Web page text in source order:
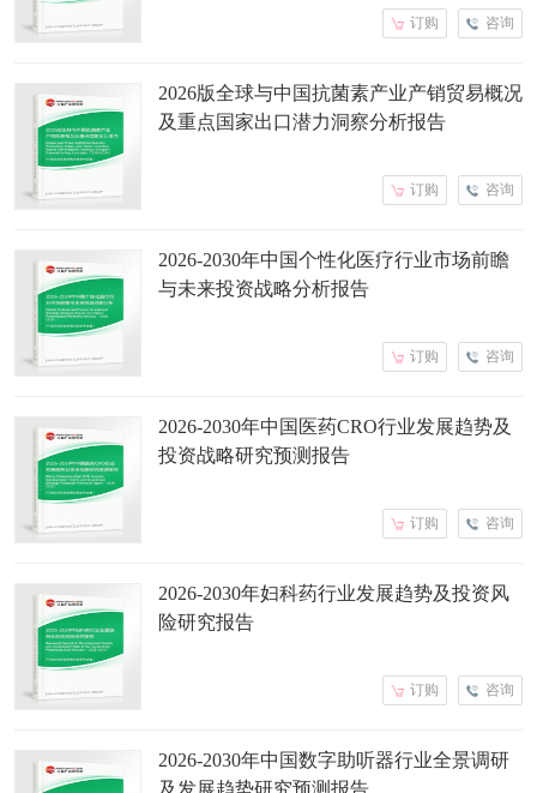
咨询
订购
2026版全球与中国抗菌素产业产销贸易概况
及重点国家出口潜力洞察分析报告
咨询
订购
2026-2030年中国个性化医疗行业市场前瞻
与未来投资战略分析报告
咨询
订购
2026-2030年中国医药CRO行业发展趋势及
投资战略研究预测报告
咨询
订购
2026-2030年妇科药行业发展趋势及投资风
险研究报告
咨询
订购
2026-2030年中国数字助听器行业全景调研
及发展趋势研究预测报告